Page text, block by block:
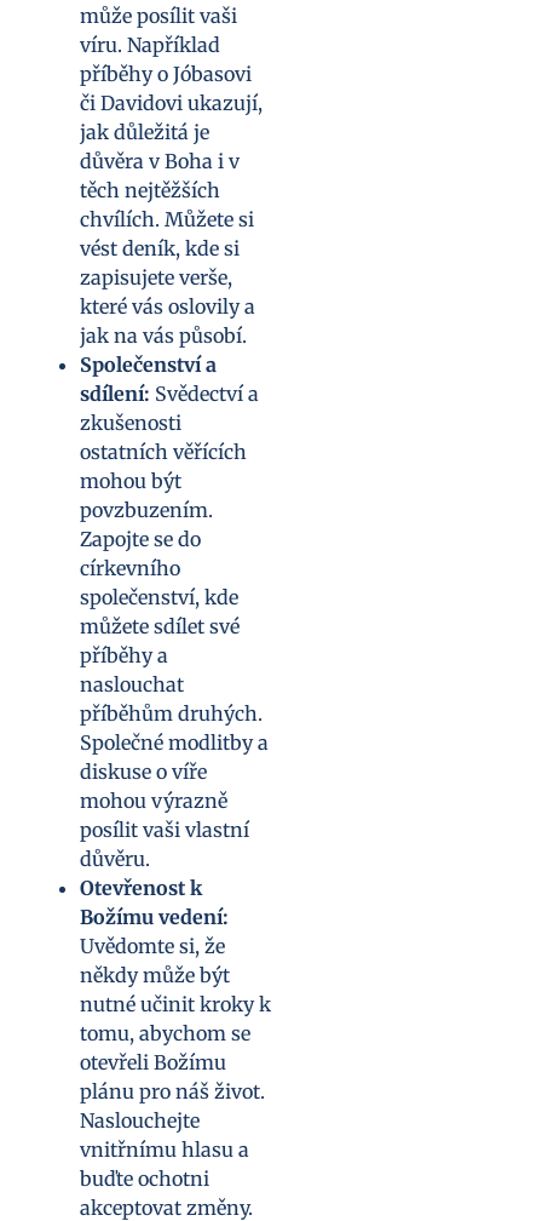
může posílit vaši
víru. Například
příběhy o Jóbasovi
či Davidovi ukazují,
jak důležitá je
důvěra v Boha i v
těch nejtěžších
chvílích. Můžete si
vést deník, kde si
zapisujete verše,
které vás oslovily a
jak na vás působí.
Společenství a
sdílení: Svědectví a
zkušenosti
ostatních věřících
mohou být
povzbuzením.
Zapojte se do
církevního
společenství, kde
můžete sdílet své
příběhy a
naslouchat
příběhům druhých.
Společné modlitby a
diskuse o víře
mohou výrazně
posílit vaši vlastní
důvěru.
Otevřenost k
Božímu vedení:
Uvědomte si, že
někdy může být
nutné učinit kroky k
tomu, abychom se
otevřeli Božímu
plánu pro náš život.
Naslouchejte
vnitřnímu hlasu a
buďte ochotni
akceptovat změny.